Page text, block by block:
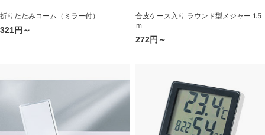
折りたたみコーム（ミラー付）
321円～
合皮ケース入り ラウンド型メジャー 1.5
ｍ
272円～